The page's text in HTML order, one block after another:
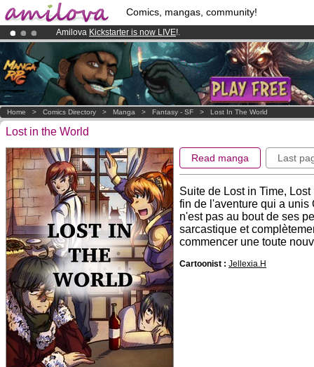
Comics, mangas, community!
Amilova Kickstarter is now LIVE!.
Already 100000membersand 1000comics & mangas!.
Premium membership from3.95 euros per month !Get membership
Home > Comics Directory > Manga > Fantasy - SF > Lost In The World
Lost in the World
Read manga Last
Suite de Lost in Time,
fin de l'aventure qui a unis
n'est pas au bout de ses
sarcastique et
commencer une toute
Cartoonist : Jellexia.H